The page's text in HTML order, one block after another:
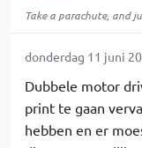
Take a parachute, and
donderdag 11 juni
Dubbele motor
print te gaan
hebben en er